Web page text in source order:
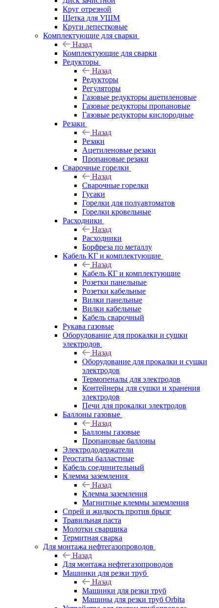
Круг отрезной
Щетка для УШМ
Круги лепестковые
Комплектующие для сварки
Назад
Комплектующие для сварки
Редукторы
Назад
Редукторы
Регуляторы
Газовые редукторы ацетиленовые
Газовые редукторы пропановые
Газовые редукторы кислородные
Резаки
Назад
Резаки
Ацетиленовые резаки
Пропановые резаки
Сварочные горелки
Назад
Сварочные горелки
Гусаки
Горелки для полуавтоматов
Горелки кровельные
Расходники
Назад
Расходники
Борфреза по металлу
Кабель КГ и комплектующие
Назад
Кабель КГ и комплектующие
Розетки панельные
Розетки кабельные
Вилки панельные
Вилки кабельные
Кабель сварочный
Рукава газовые
Оборудование для прокалки и сушки
электродов
Назад
Оборудование для прокалки и сушки
электродов
Термопеналы для электродов
Контейнеры для сушки и хранения
электродов
Печи для прокалки электродов
Баллоны газовые
Назад
Баллоны газовые
Пропановые баллоны
Электрододержатели
Реостаты балластные
Кабель соединительный
Клемма заземления
Назад
Клемма заземления
Магнитные клеммы заземления
Спрей и жидкость против брызг
Травильная паста
Молотки сварщика
Термитная сварка
Для монтажа нефтегазопроводов
Назад
Для монтажа нефтегазопроводов
Машинки для резки труб
Назад
Машинки для резки труб
Машины для резки труб Orbita